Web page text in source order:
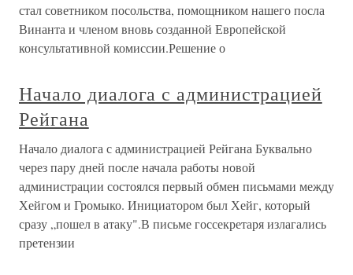
стал советником посольства, помощником нашего посла
Винанта и членом вновь созданной Европейской
консультативной комиссии.Решение о
Начало диалога с администрацией
Рейгана
Начало диалога с администрацией Рейгана Буквально
через пару дней после начала работы новой
администрации состоялся первый обмен письмами между
Хейгом и Громыко. Инициатором был Хейг, который
сразу „пошел в атаку".В письме госсекретаря излагались
претензии